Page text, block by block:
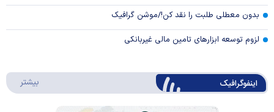
بدون معطلی طلبت را نقد کن!/موشن گرافیک
لزوم توسعه ابزارهای تامین مالی غیربانکی
اینفوگرافیک بیشتر